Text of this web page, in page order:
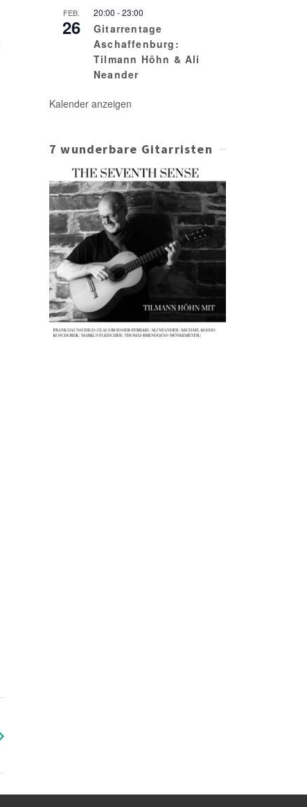
FEB.
26
20:00 -23:00
Gitarrentage
Aschaffenburg:
Tilmann Höhn & Ali
Neander
Kalender anzeigen
7 wunderbare Gitarristen